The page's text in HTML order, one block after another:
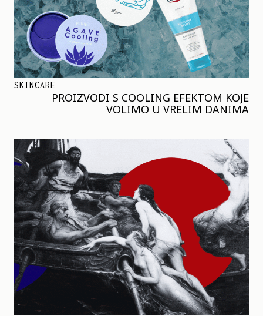
SKINCARE
PROIZVODI S COOLING EFEKTOM KOJE
VOLIMO U VRELIM DANIMA